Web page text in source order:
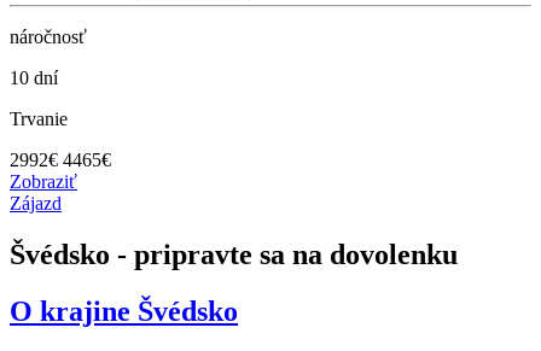
náročnosť
10 dní
Trvanie
2992€ 4465€
Zobraziť
Zájazd
Švédsko - pripravte sa na dovolenku
O krajine Švédsko